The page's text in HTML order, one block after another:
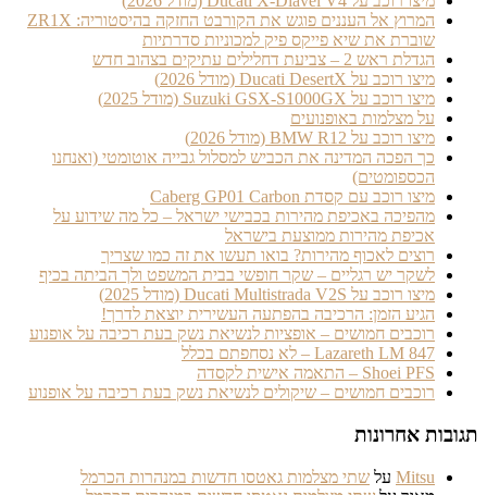
המרוץ אל העננים פוגש את הקורבט החזקה בהיסטוריה: ZR1X
שוברת את שיא פייקס פיק למכוניות סדרתיות
הגדלת ראש 2 – צביעת דחלילים עתיקים בצהוב חדש
מיצו רוכב על Ducati DesertX (מודל 2026)
מיצו רוכב על Suzuki GSX-S1000GX (מודל 2025)
על מצלמות באופנועים
מיצו רוכב על BMW R12 (מודל 2026)
כך הפכה המדינה את הכביש למסלול גבייה אוטומטי (ואנחנו
הכספומטים)
מיצו רוכב עם קסדת Caberg GP01 Carbon
מהפיכה באכיפת מהירות בכבישי ישראל – כל מה שידוע על
אכיפת מהירות ממוצעת בישראל
רוצים לאכוף מהירות? בואו תעשו את זה כמו שצריך
לשקר יש רגליים – שקר חופשי בבית המשפט ולך הביתה בכיף
מיצו רוכב על Ducati Multistrada V2S (מודל 2025)
הגיע הזמן: הרכיבה בהפתעה העשירית יוצאת לדרך!
רוכבים חמושים – אופציות לנשיאת נשק בעת רכיבה על אופנוע
Lazareth LM 847 – לא נסחפתם בכלל
Shoei PFS – התאמה אישית לקסדה
רוכבים חמושים – שיקולים לנשיאת נשק בעת רכיבה על אופנוע
תגובות אחרונות
Mitsu על שתי מצלמות גאטסו חדשות במנהרות הכרמל